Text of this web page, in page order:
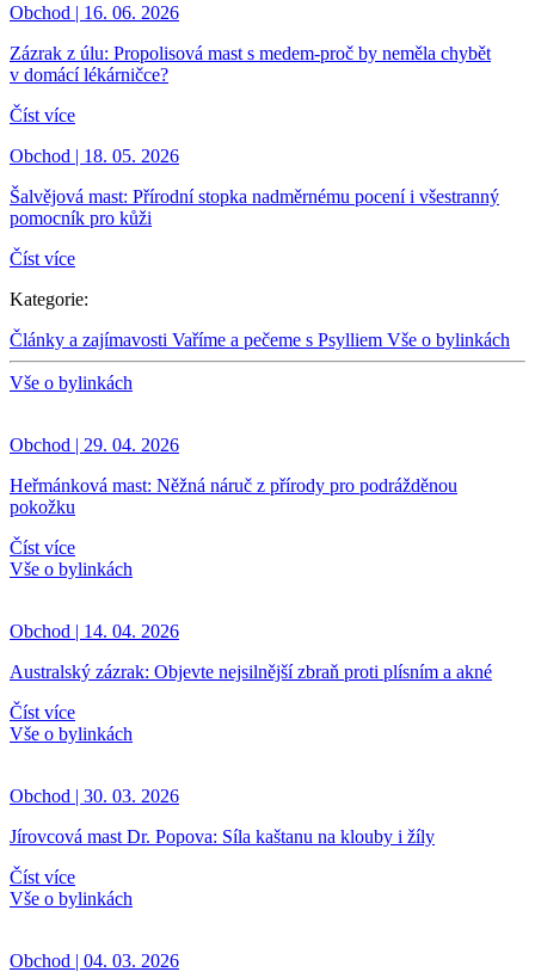
Obchod | 16. 06. 2026
Zázrak z úlu: Propolisová mast s medem-proč by neměla chybět
v domácí lékárničce?
Číst více
Obchod | 18. 05. 2026
Šalvějová mast: Přírodní stopka nadměrnému pocení i všestranný
pomocník pro kůži
Číst více
Kategorie:
Články a zajímavosti Vaříme a pečeme s Psylliem Vše o bylinkách
Vše o bylinkách
Obchod | 29. 04. 2026
Heřmánková mast: Něžná náruč z přírody pro podrážděnou
pokožku
Číst více
Vše o bylinkách
Obchod | 14. 04. 2026
Australský zázrak: Objevte nejsilnější zbraň proti plísním a akné
Číst více
Vše o bylinkách
Obchod | 30. 03. 2026
Jírovcová mast Dr. Popova: Síla kaštanu na klouby i žíly
Číst více
Vše o bylinkách
Obchod | 04. 03. 2026